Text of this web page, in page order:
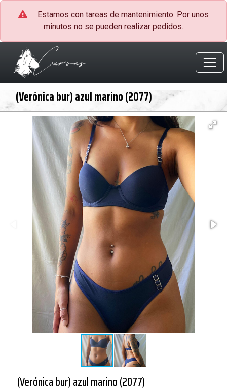
Estamos con tareas de mantenimiento. Por unos
minutos no se pueden realizar pedidos.
(Verónica bur) azul marino (2077)
(Verónica bur) azul marino (2077)